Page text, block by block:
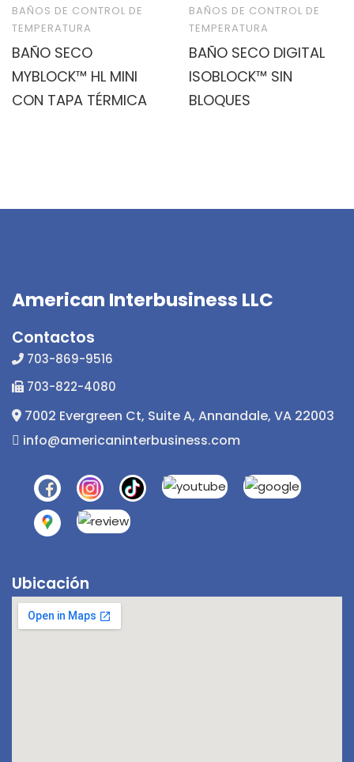
BAÑOS DE CONTROL DE
TEMPERATURA
BAÑO SECO
MYBLOCK™ HL MINI
CON TAPA TÉRMICA
BAÑOS DE CONTROL DE
TEMPERATURA
BAÑO SECO DIGITAL
ISOBLOCK™ SIN
BLOQUES
American Interbusiness LLC
Contactos
703-869-9516
703-822-4080
7002 Evergreen Ct, Suite A, Annandale, VA 22003
info@americaninterbusiness.com
Ubicación
¡Hola! 👋! ¿Tienes alguna pregunta? Estoy